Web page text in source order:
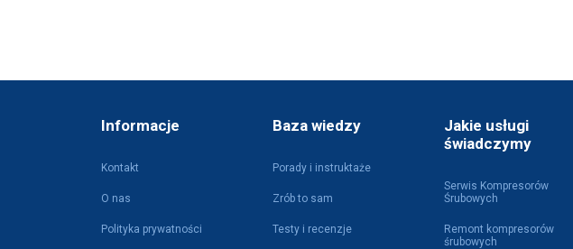
Informacje
Kontakt
O nas
Polityka prywatności
Baza wiedzy
Porady i instruktaże
Zrób to sam
Testy i recenzje
Jakie usługi
świadczymy
Serwis Kompresorów
Śrubowych
Remont kompresorów
śrubowych